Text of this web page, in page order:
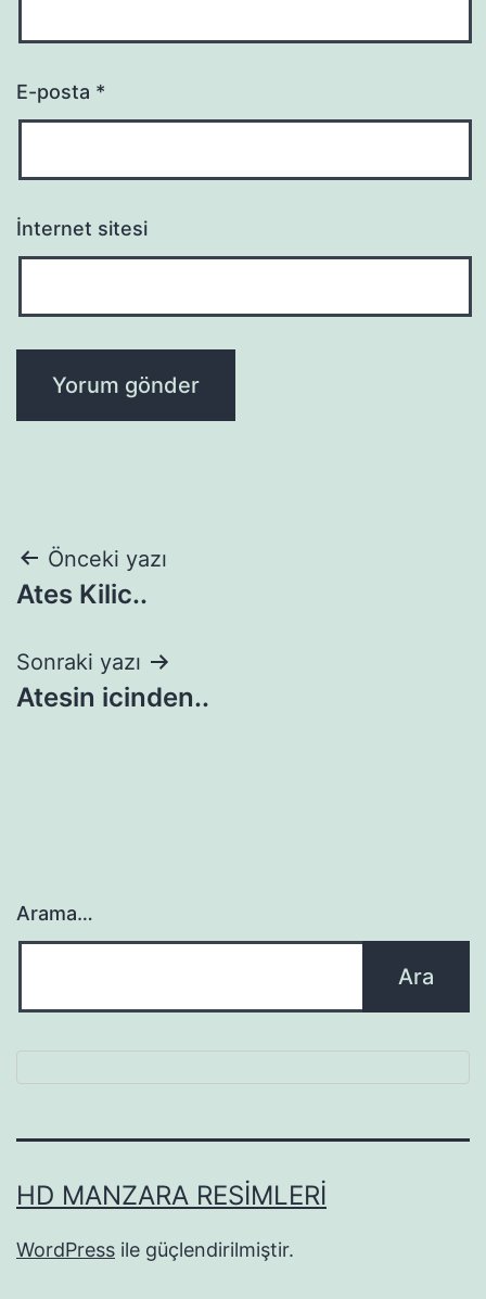
E-posta *
İnternet sitesi
Yazı
gezinmesi
Önceki yazı
Ates Kilic..
Sonraki yazı
Atesin icinden..
Arama…
HD MANZARA RESIMLERI
WordPress ile güçlendirilmiştir.